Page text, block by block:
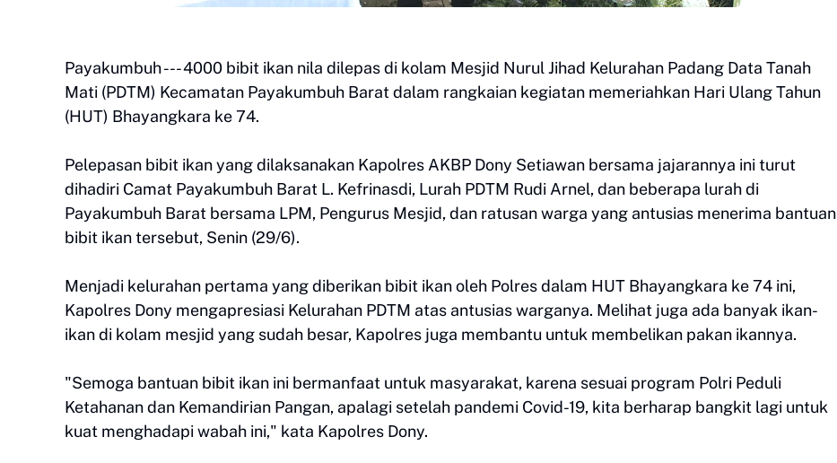
Payakumbuh --- 4000 bibit ikan nila dilepas di kolam Mesjid Nurul Jihad Kelurahan Padang Data Tanah
Mati (PDTM) Kecamatan Payakumbuh Barat dalam rangkaian kegiatan memeriahkan Hari Ulang Tahun
(HUT) Bhayangkara ke 74.
Pelepasan bibit ikan yang dilaksanakan Kapolres AKBP Dony Setiawan bersama jajarannya ini turut
dihadiri Camat Payakumbuh Barat L. Kefrinasdi, Lurah PDTM Rudi Arnel, dan beberapa lurah di
Payakumbuh Barat bersama LPM, Pengurus Mesjid, dan ratusan warga yang antusias menerima bantuan
bibit ikan tersebut, Senin (29/6).
Menjadi kelurahan pertama yang diberikan bibit ikan oleh Polres dalam HUT Bhayangkara ke 74 ini,
Kapolres Dony mengapresiasi Kelurahan PDTM atas antusias warganya. Melihat juga ada banyak ikan-
ikan di kolam mesjid yang sudah besar, Kapolres juga membantu untuk membelikan pakan ikannya.
"Semoga bantuan bibit ikan ini bermanfaat untuk masyarakat, karena sesuai program Polri Peduli
Ketahanan dan Kemandirian Pangan, apalagi setelah pandemi Covid-19, kita berharap bangkit lagi untuk
kuat menghadapi wabah ini," kata Kapolres Dony.